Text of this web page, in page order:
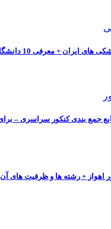
رتبه بندی دانشگاه
جمع بندی کنکور سراسری –
اهواز + رشته ها و ظرفیت های آن